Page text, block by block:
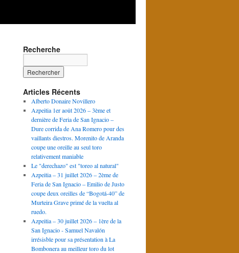
Recherche
Articles Récents
Alberto Donaire Novillero
Azpeitia 1er août 2026 – 3ème et
dernière de Feria de San Ignacio –
Dure corrida de Ana Romero pour des
vaillants diestros. Morenito de Aranda
coupe une oreille au seul toro
relativement maniable
Le "derechazo" est "toreo al natural"
Azpeitia – 31 juillet 2026 – 2ème de
Feria de San Ignacio – Emilio de Justo
coupe deux oreilles de “Bogotá-40” de
Murteira Grave primé de la vuelta al
ruedo.
Azpeitia – 30 juillet 2026 – 1ère de la
San Ignacio - Samuel Navalón
irrésisble pour sa présentation à La
Bombonera au meilleur toro du lot